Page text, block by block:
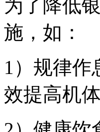
为了降低
施，如：
1）规律作
效提高机